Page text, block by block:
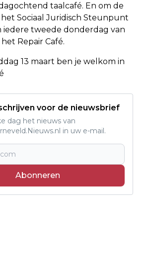
taalcafé. En om de
Sociaal Juridisch Steunpunt
iedere tweede donderdag van
Repair Café.
13 maart ben je welkom in
voor de nieuwsbrief
dag het nieuws van
in uw e-mail.
Abonneren